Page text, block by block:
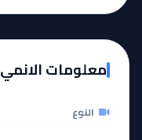
مشاهدة
معلومات الانمي
النوع